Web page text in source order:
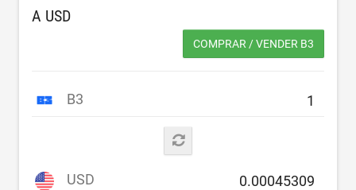
A USD
COMPRAR / VENDER B3
B3
USD